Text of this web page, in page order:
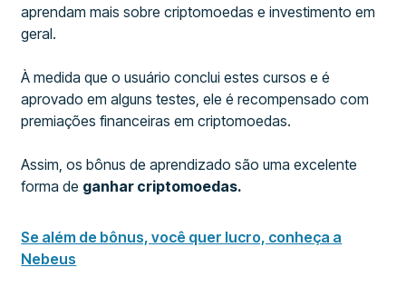
aprendam mais sobre criptomoedas e investimento em
geral.
À medida que o usuário conclui estes cursos e é
aprovado em alguns testes, ele é recompensado com
premiações financeiras em criptomoedas.
Assim, os bônus de aprendizado são uma excelente
forma de ganhar criptomoedas.
Se além de bônus, você quer lucro, conheça a
Nebeus